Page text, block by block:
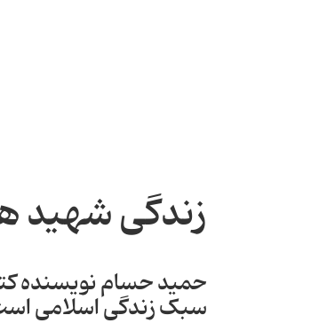
زندگی شهید
حمید حسام نویسنده
سبک زندگی اسلامی